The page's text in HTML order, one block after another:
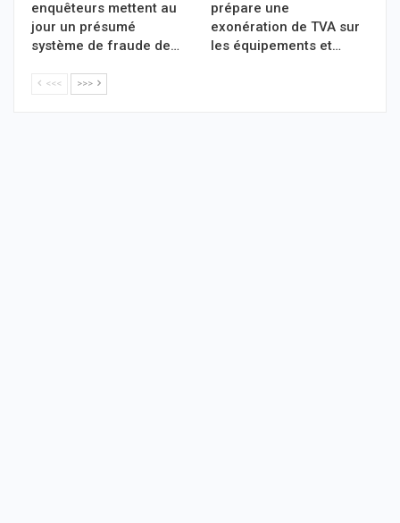
enquêteurs mettent au
jour un présumé
système de fraude de…
prépare une
exonération de TVA sur
les équipements et…
<<< >>>